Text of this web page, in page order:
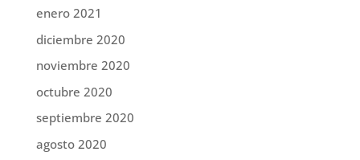
enero 2021
diciembre 2020
noviembre 2020
octubre 2020
septiembre 2020
agosto 2020